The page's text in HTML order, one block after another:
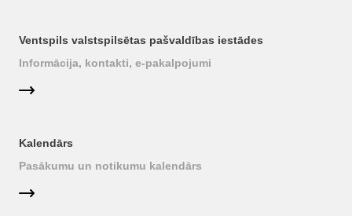
Ventspils valstspilsētas pašvaldības iestādes
Informācija, kontakti, e-pakalpojumi
Kalendārs
Pasākumu un notikumu kalendārs